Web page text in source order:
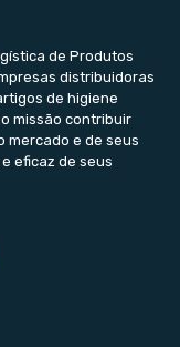
de Produtos
distribuidoras
de higiene
missão contribuir
mercado e de seus
eficaz de seus